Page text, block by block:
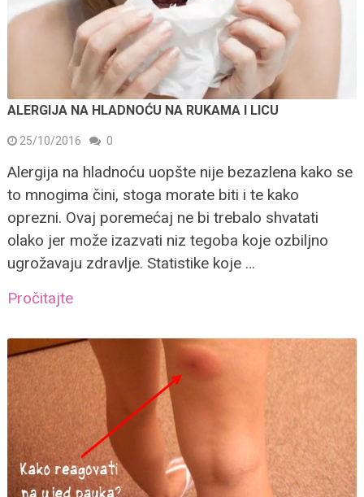
ALERGIJA NA HLADNOĆU NA RUKAMA I LICU
25/10/2016 0
Alergija na hladnoću uopšte nije bezazlena kako se
to mnogima čini, stoga morate biti i te kako
oprezni. Ovaj poremećaj ne bi trebalo shvatati
olako jer može izazvati niz tegoba koje ozbiljno
ugrožavaju zdravlje. Statistike koje …
Pročitajte